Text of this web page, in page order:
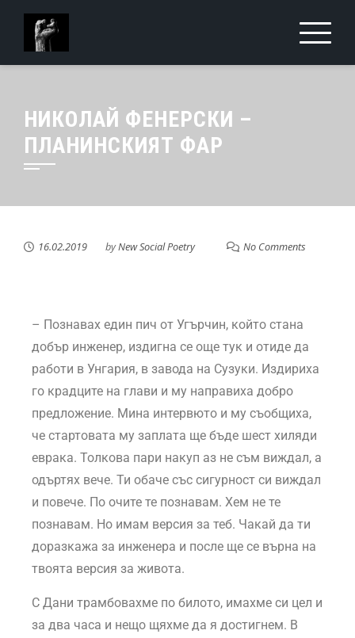
НИКОЛАЙ ФЕНЕРСКИ –
ПЛАНИНСКИЯТ ФАР
16.02.2019 byNew Social Poetry No Comments
– Познавах един пич от Угърчин, който стана
добър инженер, издигна се още тук и отиде да
работи в Унгария, в завода на Сузуки. Издириха
го крадците на глави и му направиха добро
предложение. Мина интервюто и му съобщиха,
че стартовата му заплата ще бъде шест хиляди
еврака. Толкова пари накуп аз не съм виждал, а
одъртях вече. Ти обаче със сигурност си виждал
и повече. По очите те познавам. Хем не те
познавам. Но имам версия за теб. Чакай да ти
доразкажа за инженера и после ще се върна на
твоята версия за живота.
С Дани трамбовахме по билото, имахме си цел и
за два часа и нещо щяхме да я достигнем. В